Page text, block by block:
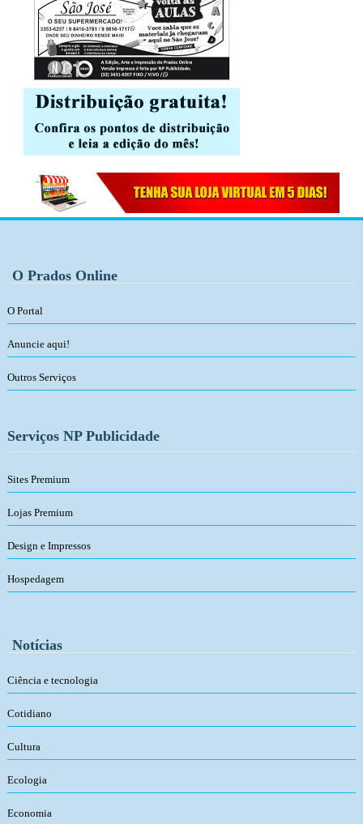
O Prados Online
O Portal
Anuncie aqui!
Outros Serviços
Serviços NP Publicidade
Sites Premium
Lojas Premium
Design e Impressos
Hospedagem
Notícias
Ciência e tecnologia
Cotidiano
Cultura
Ecologia
Economia